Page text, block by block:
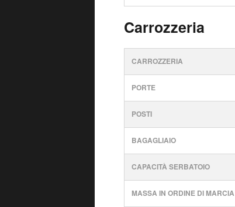
Carrozzeria
CARROZZERIA
PORTE
POSTI
BAGAGLIAIO
CAPACITÀ SERBATOIO
MASSA IN ORDINE DI MARCIA